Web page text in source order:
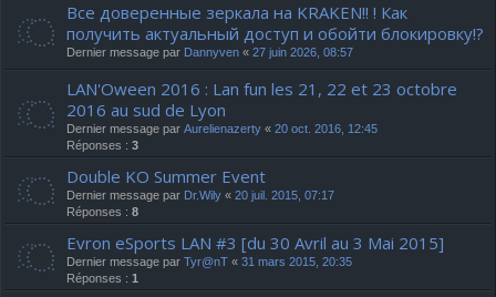
Все доверенные зеркала на KRAKEN!! ! Как
получить актуальный доступ и обойти блокировку!?
Dernier message par Dannyven « 27 juin 2026, 08:57
LAN'Oween 2016 : Lan fun les 21, 22 et 23 octobre
2016 au sud de Lyon
Dernier message par Aurelienazerty « 20 oct. 2016, 12:45
Réponses : 3
Double KO Summer Event
Dernier message par Dr.Wily « 20 juil. 2015, 07:17
Réponses : 8
Evron eSports LAN #3 [du 30 Avril au 3 Mai 2015]
Dernier message par Tyr@nT « 31 mars 2015, 20:35
Réponses : 1